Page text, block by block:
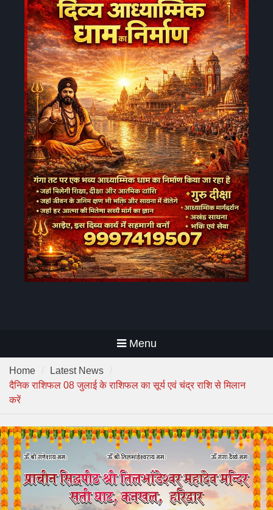
Menu
Home
Latest News
दैनिक राशिफल 08 जुलाई के राशिफल का सूर्य एवं चंद्र राशि से मिलान
करें